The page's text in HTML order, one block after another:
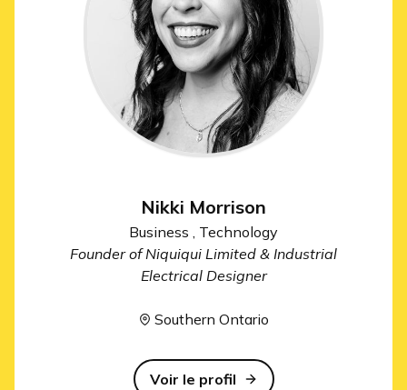
Nikki Morrison
Business , Technology
Founder of Niquiqui Limited & Industrial
Electrical Designer
Southern Ontario
Voir le profil